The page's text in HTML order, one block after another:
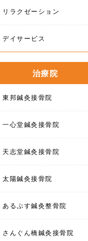
リラクゼーション
デイサービス
治療院
東邦鍼灸接骨院
一心堂鍼灸接骨院
天志堂鍼灸接骨院
太陽鍼灸接骨院
あるぷす鍼灸整骨院
さんぐん橋鍼灸接骨院